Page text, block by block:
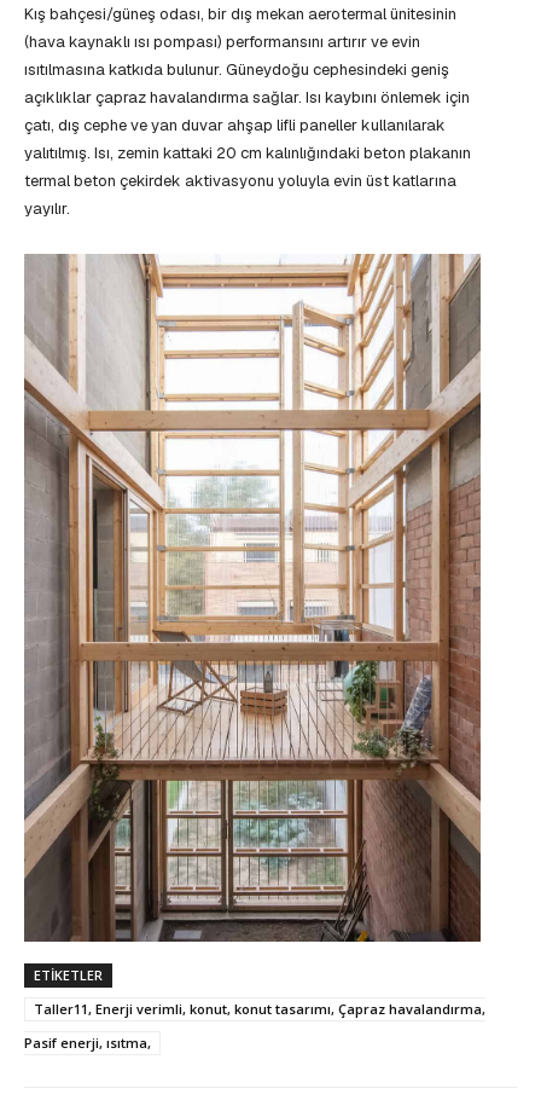
Kış bahçesi/güneş odası, bir dış mekan aerotermal ünitesinin
(hava kaynaklı ısı pompası) performansını artırır ve evin
ısıtılmasına katkıda bulunur. Güneydoğu cephesindeki geniş
açıklıklar çapraz havalandırma sağlar. Isı kaybını önlemek için
çatı, dış cephe ve yan duvar ahşap lifli paneller kullanılarak
yalıtılmış. Isı, zemin kattaki 20 cm kalınlığındaki beton plakanın
termal beton çekirdek aktivasyonu yoluyla evin üst katlarına
yayılır.
ETIKETLER
Taller11, Enerji verimli, konut, konut tasarımı, Çapraz havalandırma,
Pasif enerji, ısıtma,